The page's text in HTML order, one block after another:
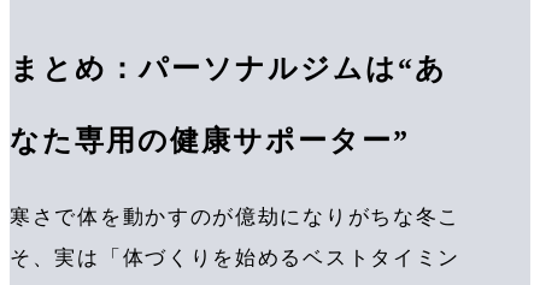
まとめ：パーソナルジムは“あ
なた専用の健康サポーター”
寒さで体を動かすのが億劫になりがちな冬こ
そ、実は「体づくりを始めるベストタイミン